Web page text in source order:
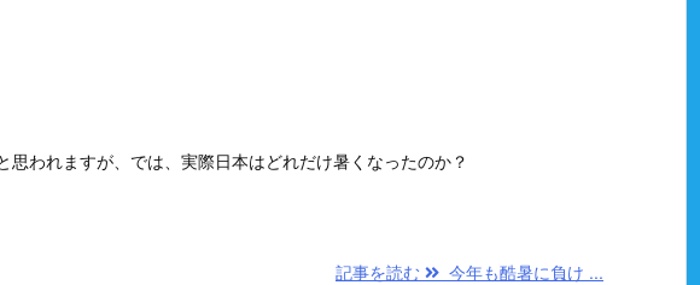
われますが、では、実際日本はどれだけ暑くなったのか？
記事を読む 今年も酷暑に負け ...